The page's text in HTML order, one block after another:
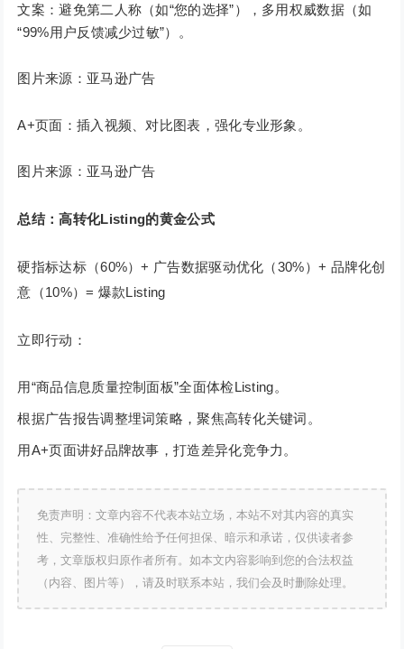
文案：避免第二人称（如“您的选择”），多用权威数据（如
“99%用户反馈减少过敏”）。
图片来源：亚马逊广告
A+页面：插入视频、对比图表，强化专业形象。
图片来源：亚马逊广告
总结：高转化Listing的黄金公式
硬指标达标（60%）+ 广告数据驱动优化（30%）+ 品牌化创
意（10%）= 爆款Listing
立即行动：
用“商品信息质量控制面板”全面体检Listing。
根据广告报告调整埋词策略，聚焦高转化关键词。
用A+页面讲好品牌故事，打造差异化竞争力。
免责声明：文章内容不代表本站立场，本站不对其内容的真实
性、完整性、准确性给予任何担保、暗示和承诺，仅供读者参
考，文章版权归原作者所有。如本文内容影响到您的合法权益
（内容、图片等），请及时联系本站，我们会及时删除处理。